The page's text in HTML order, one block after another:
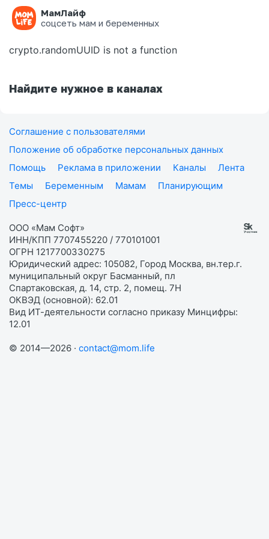
МамЛайф
соцсеть мам и беременных
Ошибка на странице
crypto.randomUUID is not a function
Найдите нужное в каналах
Соглашение с пользователями
Положение об обработке персональных данных
Помощь
Реклама в приложении Каналы
Лента
Темы
Беременным Мамам
Планирующим
Пресс-центр
ООО «Мам Софт»
ИНН/КПП 7707455220 / 770101001
ОГРН 1217700330275
Юридический адрес: 105082, Город Москва, вн.тер.г.
муниципальный округ Басманный, пл
Спартаковская, д. 14, стр. 2, помещ. 7Н
ОКВЭД (основной): 62.01
Вид ИТ-деятельности согласно приказу Минцифры:
12.01
© 2014—2026 · contact@mom.life